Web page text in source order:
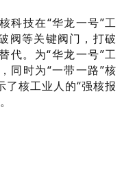
科技在“华龙一号”工
阀等关键阀门，打破
代。为“华龙一号”工
同时为“一带一路”核
了核工业人的“强核报